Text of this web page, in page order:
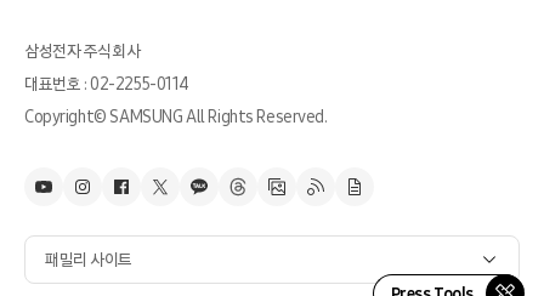
삼성전자 주식회사
대표번호 : 02-2255-0114
Copyright© SAMSUNG All Rights Reserved.
패밀리 사이트